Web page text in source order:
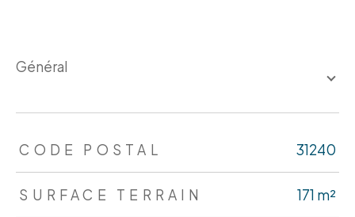
général
TRAD_ZEPHYR_Caracteristique TRAD_ZEPHYR_Valeurs
CODE POSTAL 31240
SURFACE TERRAIN 171 m²